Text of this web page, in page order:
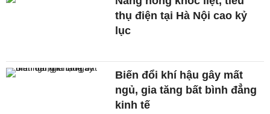
thụ điện tại Hà Nội cao kỷ
lục
Biến đổi khí hậu gây mất
ngủ, gia tăng bất bình đẳng
kinh tế